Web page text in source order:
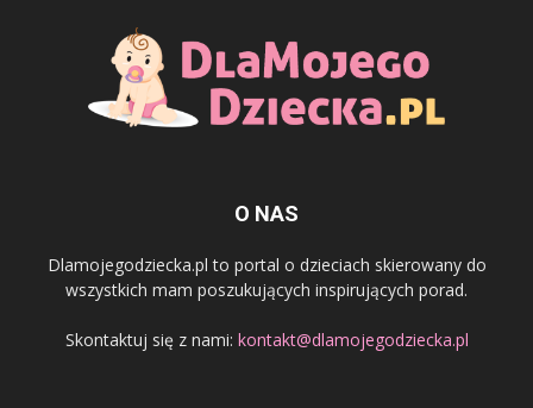
O NAS
Dlamojegodziecka.pl to portal o dzieciach skierowany do
wszystkich mam poszukujących inspirujących porad.
Skontaktuj się z nami: kontakt@dlamojegodziecka.pl